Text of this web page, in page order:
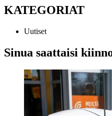
KATEGORIAT
Uutiset
Sinua saattaisi